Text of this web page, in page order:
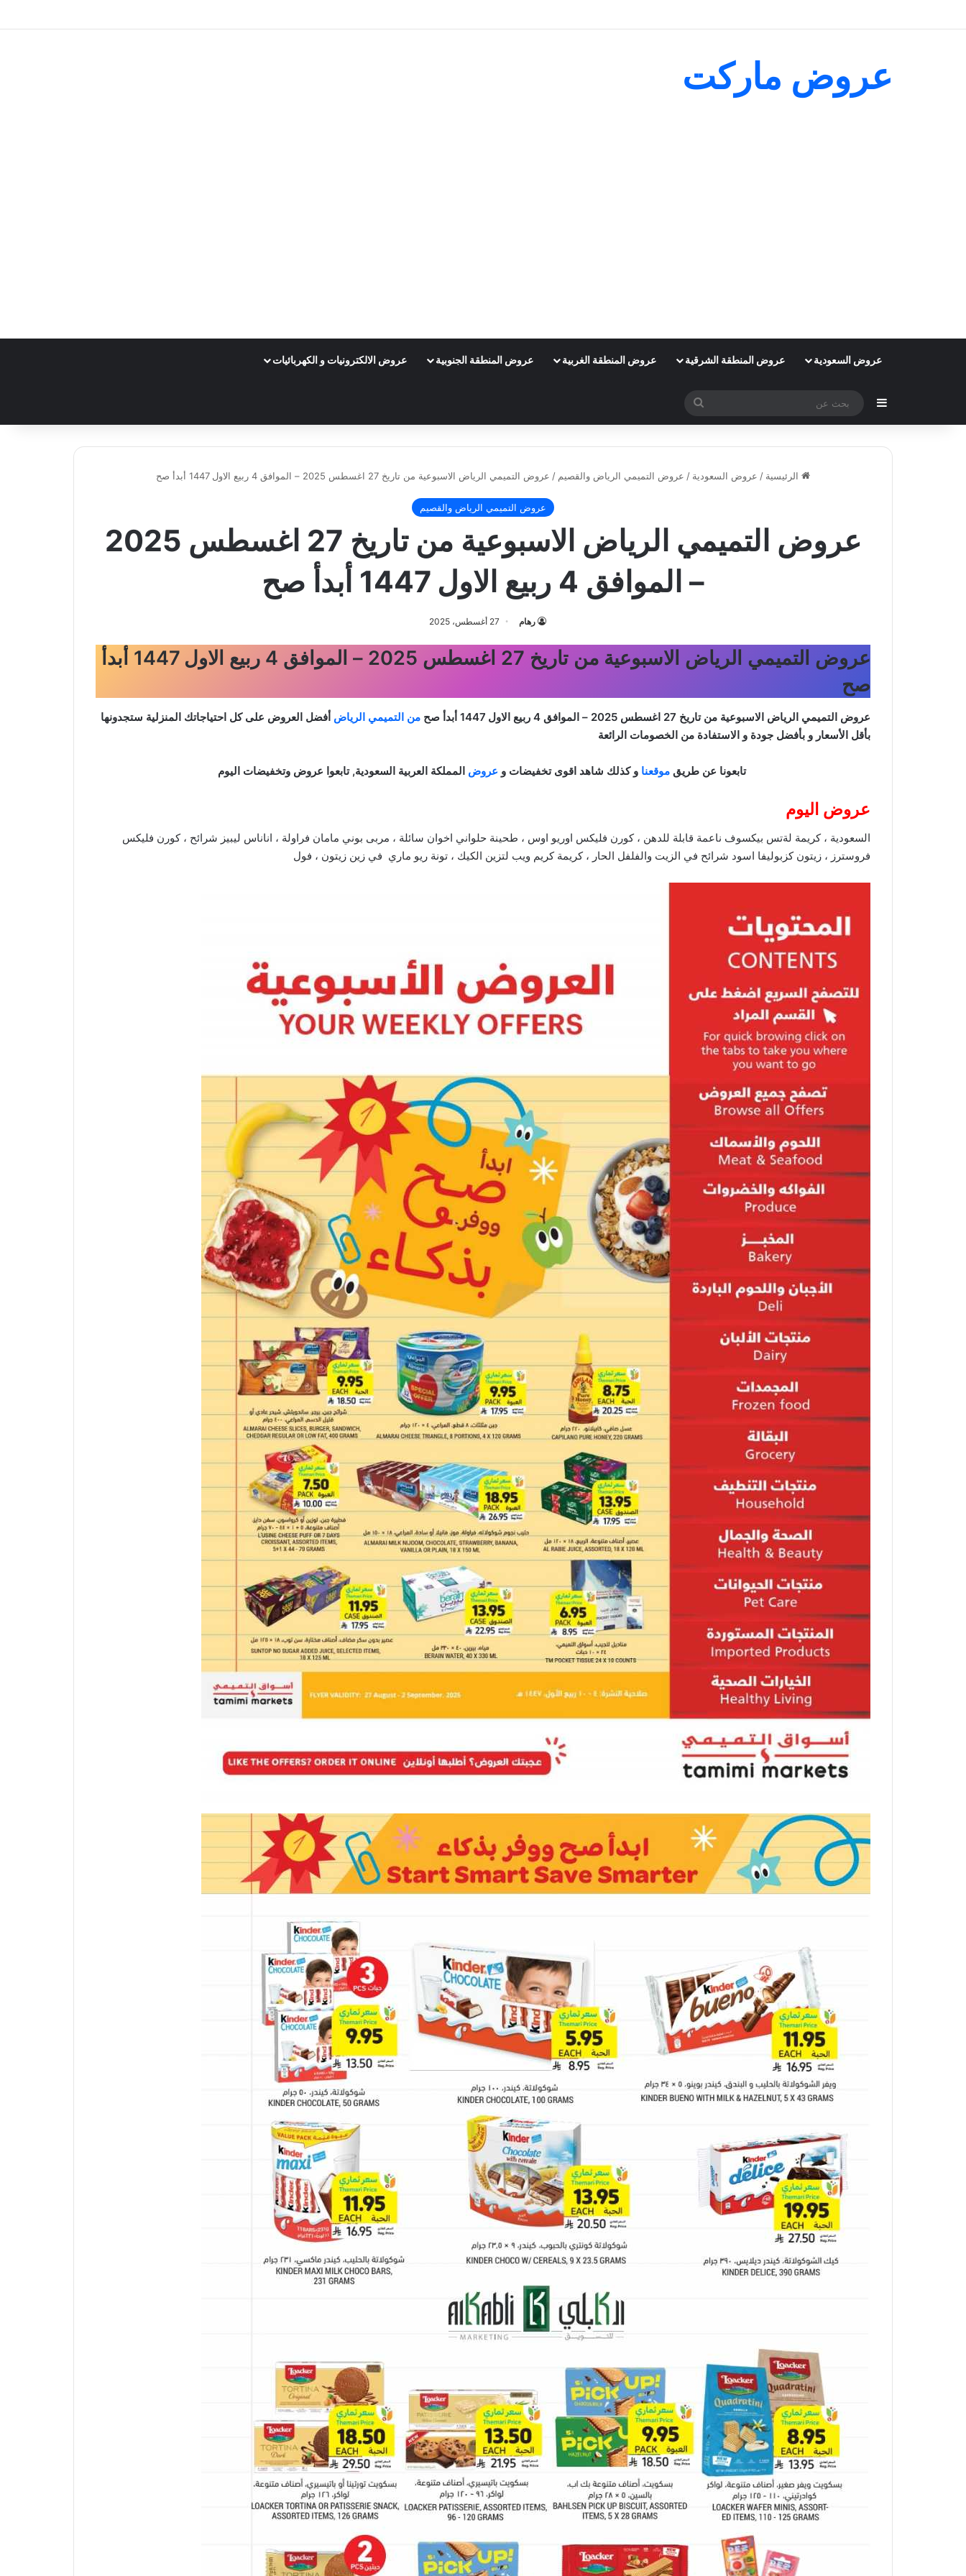
عروض ماركت
عروض السعودية عروض المنطقة الشرقية عروض المنطقة الغربية عروض المنطقة الجنوبية عروض الالكترونيات و الكهربائيات
إضافة عمود جانبي
بحث
عن
الرئيسية / عروض السعودية / عروض التميمي الرياض والقصيم / عروض التميمي الرياض الاسبوعية من تاريخ 27 اغسطس 2025 – الموافق 4 ربيع الاول 1447 أبدأ صح
عروض التميمي الرياض والقصيم
عروض التميمي الرياض الاسبوعية من تاريخ 27 اغسطس 2025
– الموافق 4 ربيع الاول 1447 أبدأ صح
رهام 27 أغسطس، 2025
عروض التميمي الرياض الاسبوعية من تاريخ 27 اغسطس 2025 – الموافق 4 ربيع الاول 1447 أبدأ
صح
عروض التميمي الرياض الاسبوعية من تاريخ 27 اغسطس 2025 – الموافق 4 ربيع الاول 1447 أبدأ صح من التميمي الرياض أفضل العروض على كل احتياجاتك المنزلية ستجدونها
بأقل الأسعار و بأفضل جودة و الاستفادة من الخصومات الرائعة
تابعونا عن طريقموقعنا و كذلك شاهد اقوى تخفيضات و عروض المملكة العربية السعودية, تابعوا عروض وتخفيضات اليوم
عروض اليوم
السعودية ، كريمة لةتس بيكسوف ناعمة قابلة للدهن ، كورن فليكس اوريو اوس ، طحينة حلواني اخوان سائلة ، مربى بوني مامان فراولة ، اناناس ليبيز شرائح ، كورن فليكس
فروسترز ، زيتون كزبوليفا اسود شرائح في الزيت والفلفل الحار ، كريمة كريم ويب لتزين الكيك ، تونة ريو ماري في زين زيتون ، فول